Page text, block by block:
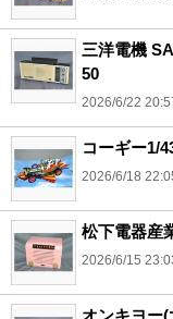
三洋電機
50
2026/6/22
コーギー1/
2026/6/18
松下電器
2026/6/15
オンキヨー